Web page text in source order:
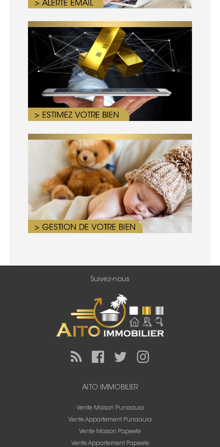
Suivez-nous
AITO IMMOBILIER
Vente Maison Punaauia
Vente Appartement Punaauia
Vente Maison Papeete
Vente Appartement Papeete